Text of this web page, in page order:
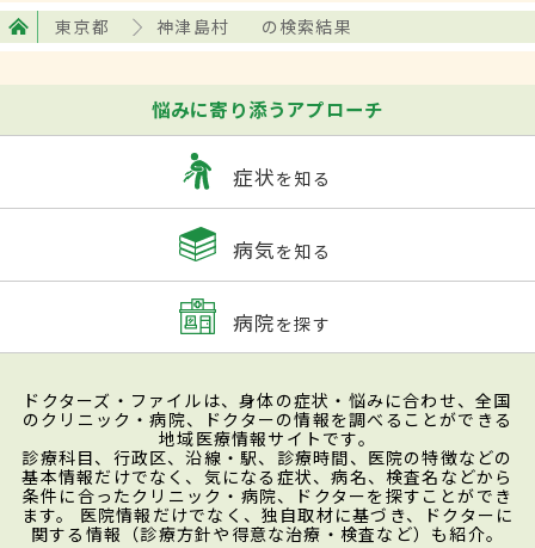
東京都 神津島村 の検索結果
悩みに寄り添うアプローチ
症状を知る
病気を知る
病院を探す
ドクターズ・ファイルは、身体の症状・悩みに合わせ、全国
のクリニック・病院、ドクターの情報を調べることができる
地域医療情報サイトです。
診療科目、行政区、沿線・駅、診療時間、医院の特徴などの
基本情報だけでなく、気になる症状、病名、検査名などから
条件に合ったクリニック・病院、ドクターを探すことができ
ます。 医院情報だけでなく、独自取材に基づき、ドクターに
関する情報（診療方針や得意な治療・検査など）も紹介。